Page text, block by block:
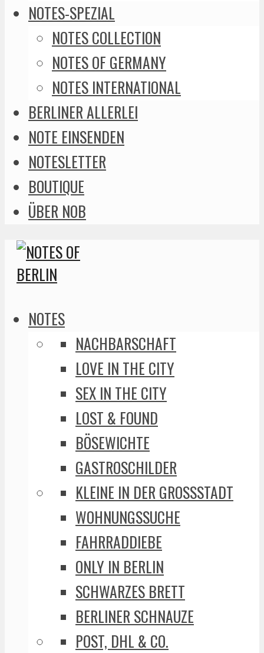
NOTES-SPEZIAL
NOTES COLLECTION
NOTES OF GERMANY
NOTES INTERNATIONAL
BERLINER ALLERLEI
NOTE EINSENDEN
NOTESLETTER
BOUTIQUE
ÜBER NOB
NOTES
NACHBARSCHAFT
LOVE IN THE CITY
SEX IN THE CITY
LOST & FOUND
BÖSEWICHTE
GASTROSCHILDER
KLEINE IN DER GROSSSTADT
WOHNUNGSSUCHE
FAHRRADDIEBE
ONLY IN BERLIN
SCHWARZES BRETT
BERLINER SCHNAUZE
POST, DHL & CO.